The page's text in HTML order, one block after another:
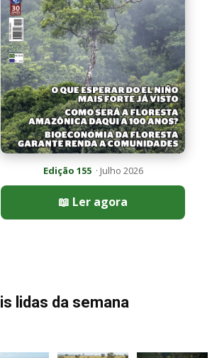
Edição 155· Julho 2026
📖 Ler agora
lidas da semana